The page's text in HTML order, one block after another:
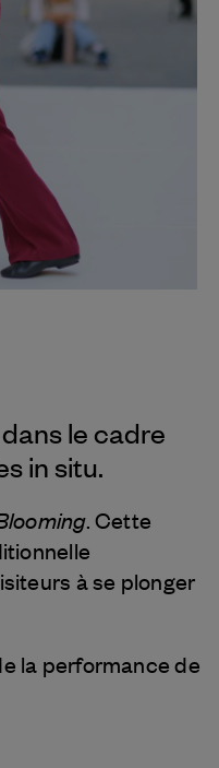
le cadre
in situ.
. Cette
à se plonger
la performance de